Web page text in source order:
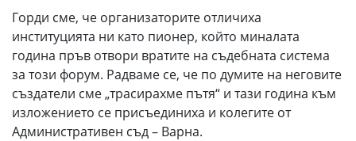
Горди сме, че организаторите отличиха
институцията ни като пионер, който миналата
година пръв отвори вратите на съдебната система
за този форум. Радваме се, че по думите на неговите
създатели сме „трасирахме пътя“ и тази година към
изложението се присъединиха и колегите от
Административен съд – Варна.